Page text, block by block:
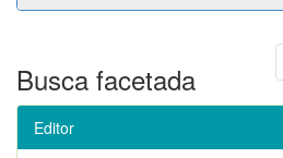
Busca facetada
Editor